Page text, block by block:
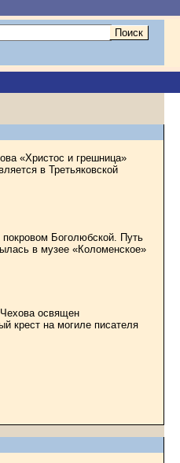
«Христос и грешница»
в Третьяковской
Боголюбской. Путь
в музее «Коломенское»
освящен
крест на могиле писателя